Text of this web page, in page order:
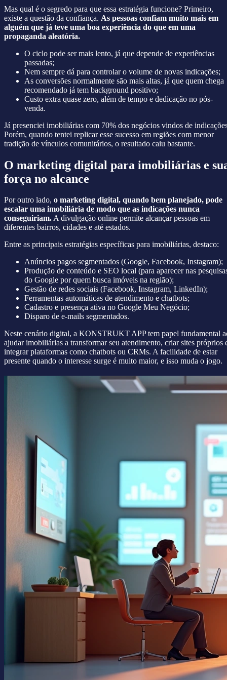
Mas qual é o segredo para que essa estratégia funcione? Primeiro,
existe a questão da confiança. As pessoas confiam muito mais em
alguém que já teve uma boa experiência do que em uma
propaganda aleatória.
O ciclo pode ser mais lento, já que depende de experiências
passadas;
Nem sempre dá para controlar o volume de novas indicações;
As conversões normalmente são mais altas, já que quem chega
recomendado já tem background positivo;
Custo extra quase zero, além de tempo e dedicação no pós-
venda.
Já presenciei imobiliárias com 70% dos negócios vindos de
Porém, quando tentei replicar esse sucesso em regiões com menor
tradição de vínculos comunitários, o resultado caiu bastante.
O marketing digital para imobiliárias e
força no alcance
Por outro lado, o marketing digital, quando bem planejado, pode
escalar uma imobiliária de modo que as indicações nunca
conseguiriam.A divulgação online permite alcançar pessoas em
diferentes bairros, cidades e até estados.
Entre as principais estratégias específicas para imobiliárias, destaco:
Anúncios pagos segmentados (Google, Facebook, Instagram);
Produção de conteúdo e SEO local (para aparecer nas
do Google por quem busca imóveis na região);
Gestão de redes sociais (Facebook, Instagram, LinkedIn);
Ferramentas automáticas de atendimento e chatbots;
Cadastro e presença ativa no Google Meu Negócio;
Disparo de e-mails segmentados.
Neste cenário digital, a KONSTRUKT APP tem papel fundamental
ajudar imobiliárias a transformar seu atendimento, criar sites próprios
integrar plataformas como chatbots ou CRMs. A facilidade de estar
presente quando o interesse surge é muito maior, e isso muda o jogo.